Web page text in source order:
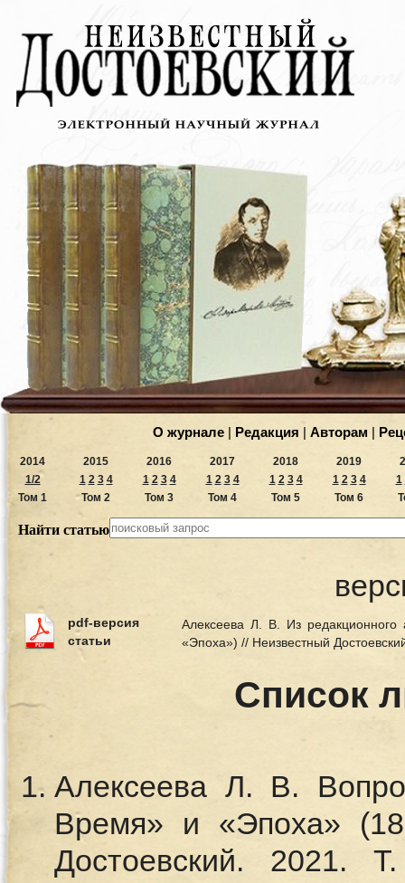
О журнале | Редакция | Авторам |
2014
1/2
Том 1
2015
1 2 3 4
Том 2
2016
1 2 3 4
Том 3
2017
1 2 3 4
Том 4
2018
1 2 3 4
Том 5
2019
1 2 3 4
Том 6
1
Найти статью
pdf-версия
статьи
Алексеева Л. В. Из
«Эпоха») // Неизвестный
Список
Алексеева Л. В.
Время» и «Эпоха»
Достоевский.